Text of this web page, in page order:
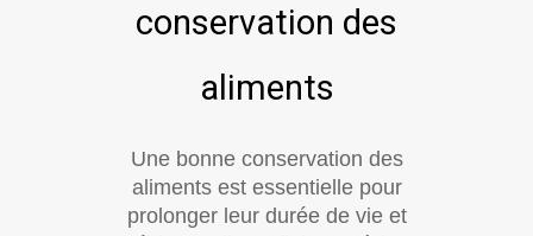
conservation des
aliments
Une bonne conservation des
aliments est essentielle pour
prolonger leur durée de vie et